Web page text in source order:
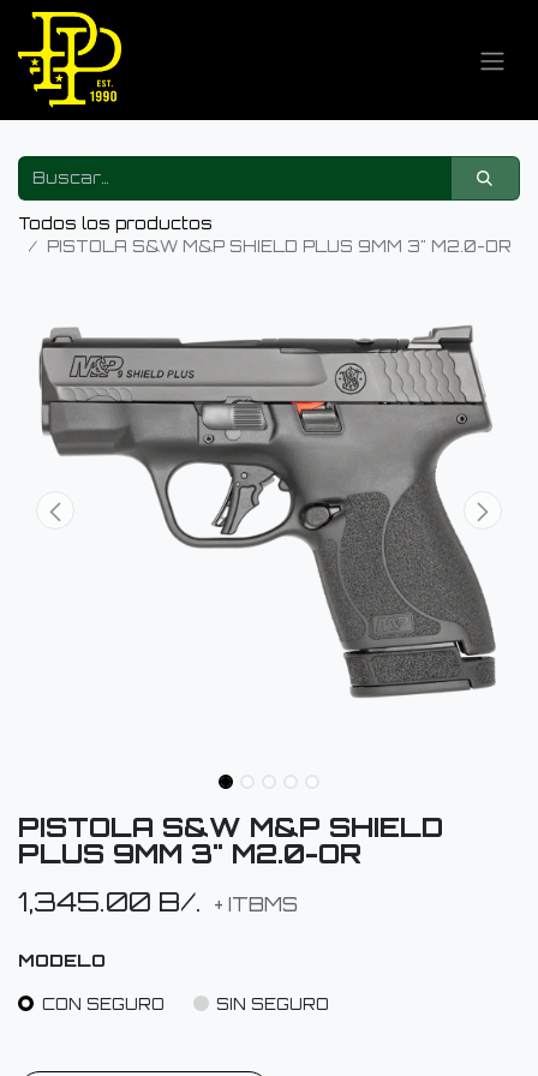
Todos los productos
PISTOLA S&W M&P SHIELD PLUS 9MM 3" M2.0-OR
PISTOLA S&W M&P SHIELD
PLUS 9MM 3" M2.0-OR
1,345.00 B/. + ITBMS
MODELO
CON SEGURO SIN SEGURO